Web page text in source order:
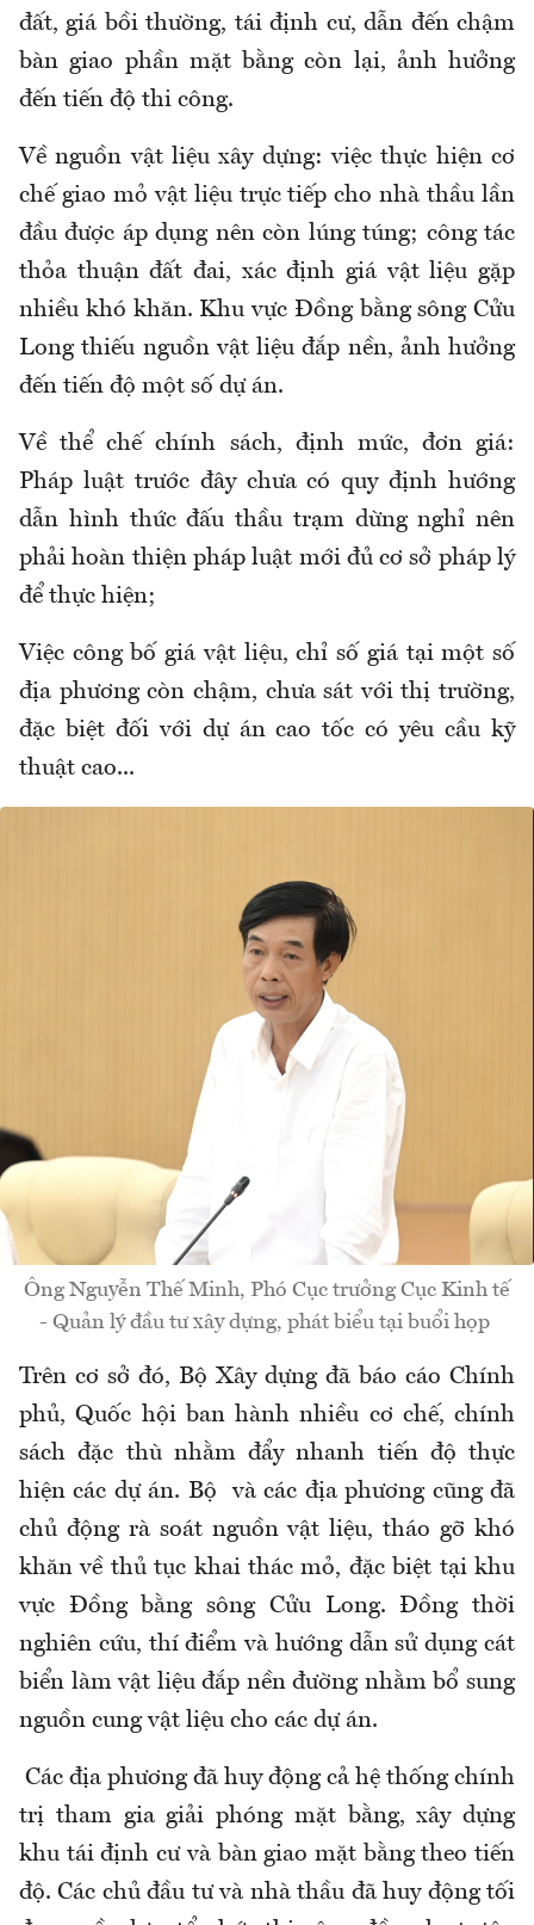
đất, giá bồi thường, tái định cư, dẫn đến chậm
bàn giao phần mặt bằng còn lại, ảnh hưởng
đến tiến độ thi công.
Về nguồn vật liệu xây dựng: việc thực hiện cơ
chế giao mỏ vật liệu trực tiếp cho nhà thầu lần
đầu được áp dụng nên còn lúng túng; công tác
thỏa thuận đất đai, xác định giá vật liệu gặp
nhiều khó khăn. Khu vực Đồng bằng sông Cửu
Long thiếu nguồn vật liệu đắp nền, ảnh hưởng
đến tiến độ một số dự án.
Về thể chế chính sách, định mức, đơn giá:
Pháp luật trước đây chưa có quy định hướng
dẫn hình thức đấu thầu trạm dừng nghỉ nên
phải hoàn thiện pháp luật mới đủ cơ sở pháp lý
để thực hiện;
Việc công bố giá vật liệu, chỉ số giá tại một số
địa phương còn chậm, chưa sát với thị trường,
đặc biệt đối với dự án cao tốc có yêu cầu kỹ
thuật cao...
Ông Nguyễn Thế Minh, Phó Cục trưởng Cục Kinh tế
- Quản lý đầu tư xây dựng, phát biểu tại buổi họp
Trên cơ sở đó, Bộ Xây dựng đã báo cáo Chính
phủ, Quốc hội ban hành nhiều cơ chế, chính
sách đặc thù nhằm đẩy nhanh tiến độ thực
hiện các dự án. Bộ và các địa phương cũng đã
chủ động rà soát nguồn vật liệu, tháo gỡ khó
khăn về thủ tục khai thác mỏ, đặc biệt tại khu
vực Đồng bằng sông Cửu Long. Đồng thời
nghiên cứu, thí điểm và hướng dẫn sử dụng cát
biển làm vật liệu đắp nền đường nhằm bổ sung
nguồn cung vật liệu cho các dự án.
Các địa phương đã huy động cả hệ thống chính
trị tham gia giải phóng mặt bằng, xây dựng
khu tái định cư và bàn giao mặt bằng theo tiến
độ. Các chủ đầu tư và nhà thầu đã huy động tối